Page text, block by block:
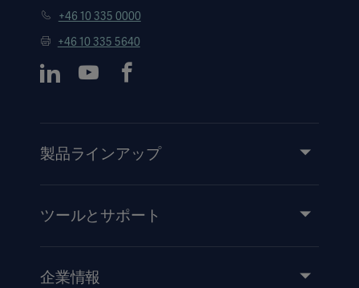
+46 10 335 0000
+46 10 335 5640
製品ラインアップ
サービス
ツールとサポート
イベント
企業情報